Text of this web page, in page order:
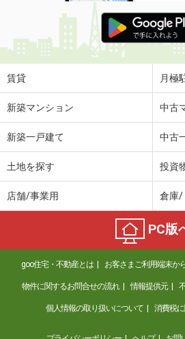
価 格
4.90万円
住 所
岩手県紫波郡
専有面積
岩手県紫波郡矢巾町大字藤沢第４地
5.30万円
岩手県北上市新穀町２丁目
6.20万円
住 所
岩手県北上市
専有面積 48m²
間取り
1LDK
岩手県北上市さくら通り５丁目
賃貸 月極
新築マンション 中古
新築一戸建て 中古
土地を探す 投資
店舗/事業用 倉庫/
PC版
goo住宅・不動産とは お客さまご利用端末か
物件に関するお問合せの流れ 情報提供元
個人情報の取り扱いについて 消費税